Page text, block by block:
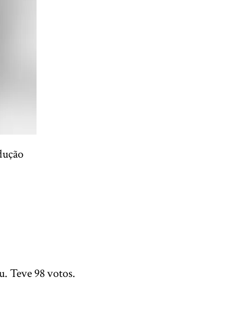
Teve 98 votos.